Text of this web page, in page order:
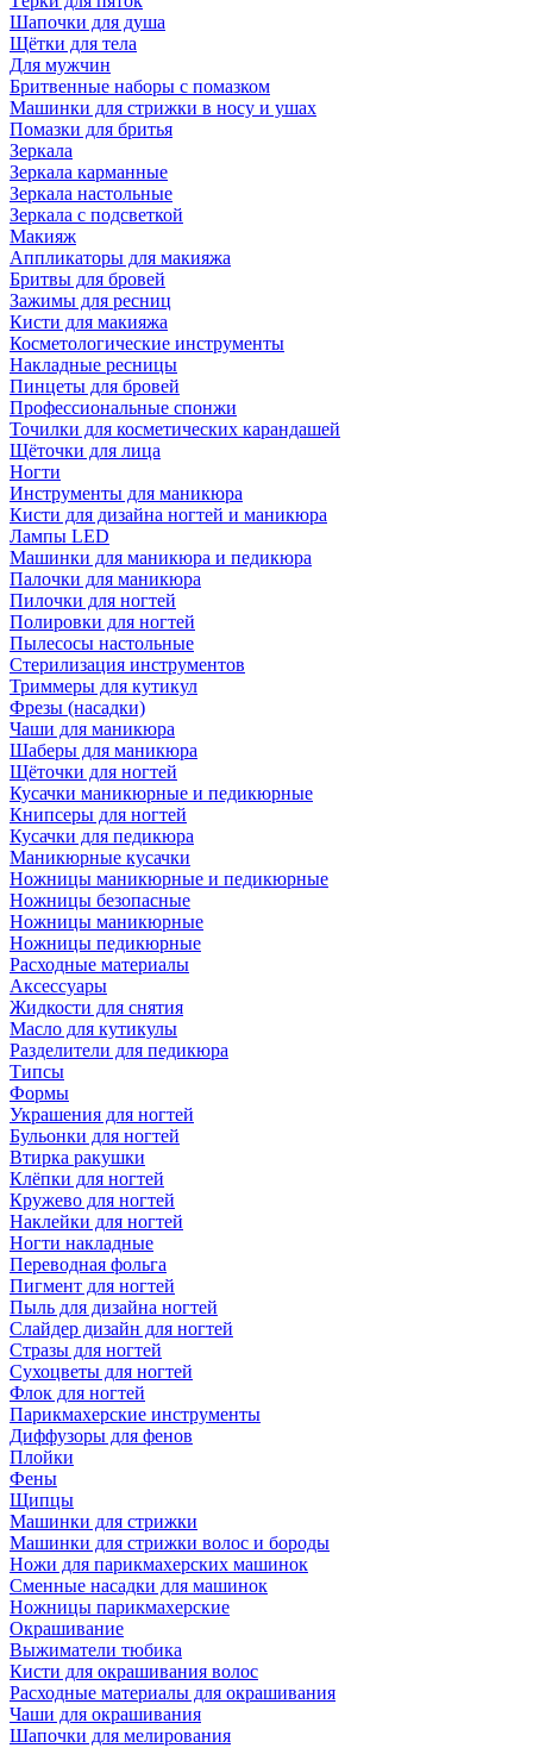
Шапочки для душа
Щётки для тела
Для мужчин
Бритвенные наборы с помазком
Машинки для стрижки в носу и ушах
Помазки для бритья
Зеркала
Зеркала карманные
Зеркала настольные
Зеркала с подсветкой
Макияж
Аппликаторы для макияжа
Бритвы для бровей
Зажимы для ресниц
Кисти для макияжа
Косметологические инструменты
Накладные ресницы
Пинцеты для бровей
Профессиональные спонжи
Точилки для косметических карандашей
Щёточки для лица
Ногти
Инструменты для маникюра
Кисти для дизайна ногтей и маникюра
Лампы LED
Машинки для маникюра и педикюра
Палочки для маникюра
Пилочки для ногтей
Полировки для ногтей
Пылесосы настольные
Стерилизация инструментов
Триммеры для кутикул
Фрезы (насадки)
Чаши для маникюра
Шаберы для маникюра
Щёточки для ногтей
Кусачки маникюрные и педикюрные
Книпсеры для ногтей
Кусачки для педикюра
Маникюрные кусачки
Ножницы маникюрные и педикюрные
Ножницы безопасные
Ножницы маникюрные
Ножницы педикюрные
Расходные материалы
Аксессуары
Жидкости для снятия
Масло для кутикулы
Разделители для педикюра
Типсы
Формы
Украшения для ногтей
Бульонки для ногтей
Втирка ракушки
Клёпки для ногтей
Кружево для ногтей
Наклейки для ногтей
Ногти накладные
Переводная фольга
Пигмент для ногтей
Пыль для дизайна ногтей
Слайдер дизайн для ногтей
Стразы для ногтей
Сухоцветы для ногтей
Флок для ногтей
Парикмахерские инструменты
Диффузоры для фенов
Плойки
Фены
Щипцы
Машинки для стрижки
Машинки для стрижки волос и бороды
Ножи для парикмахерских машинок
Сменные насадки для машинок
Ножницы парикмахерские
Окрашивание
Выжиматели тюбика
Кисти для окрашивания волос
Расходные материалы для окрашивания
Чаши для окрашивания
Шапочки для мелирования